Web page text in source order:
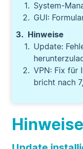
System-
GUI:
Hinweise
Update:
VPN: Fix für
bricht nach